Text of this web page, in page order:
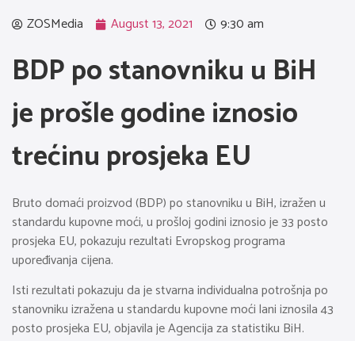
ZOSMedia August 13, 2021 9:30 am
BDP po stanovniku u BiH
je prošle godine iznosio
trećinu prosjeka EU
Bruto domaći proizvod (BDP) po stanovniku u BiH, izražen u
standardu kupovne moći, u prošloj godini iznosio je 33 posto
prosjeka EU, pokazuju rezultati Evropskog programa
upoređivanja cijena.
Isti rezultati pokazuju da je stvarna individualna potrošnja po
stanovniku izražena u standardu kupovne moći lani iznosila 43
posto prosjeka EU, objavila je Agencija za statistiku BiH.